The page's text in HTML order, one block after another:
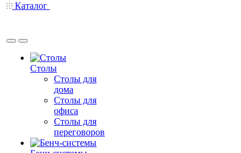
Каталог
Столы
Столы для
дома
Столы для
офиса
Столы для
переговоров